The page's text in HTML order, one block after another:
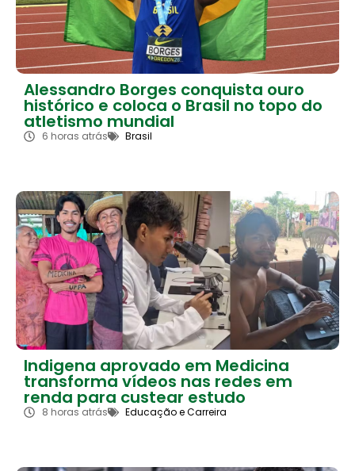
Alessandro Borges conquista ouro
histórico e coloca o Brasil no topo do
atletismo mundial
6 horas atrás Brasil
Indigena aprovado em Medicina
transforma vídeos nas redes em
renda para custear estudo
8 horas atrás Educação e Carreira